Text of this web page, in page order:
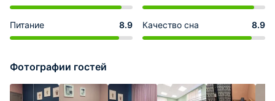
Питание 8.9 Качество сна 8.9
Фотографии гостей